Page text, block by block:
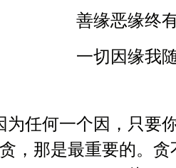
善缘恶缘终
一切因缘我随
任何一个因，只要
，那是最重要的。